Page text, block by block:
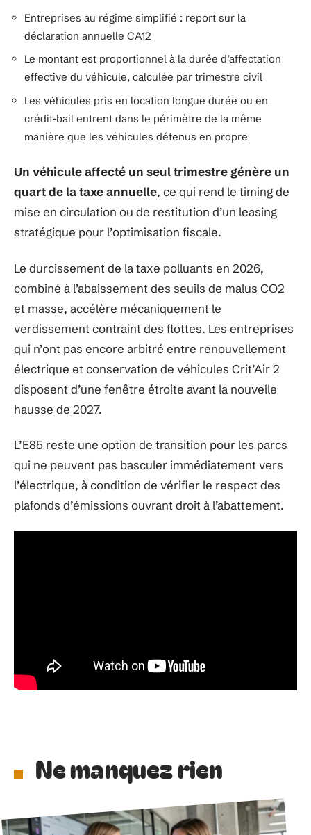
Entreprises au régime simplifié : report sur la
déclaration annuelle CA12
Le montant est proportionnel à la durée d’affectation
effective du véhicule, calculée par trimestre civil
Les véhicules pris en location longue durée ou en
crédit-bail entrent dans le périmètre de la même
manière que les véhicules détenus en propre
Un véhicule affecté un seul trimestre génère un
quart de la taxe annuelle, ce qui rend le timing de
mise en circulation ou de restitution d’un leasing
stratégique pour l’optimisation fiscale.
Le durcissement de la taxe polluants en 2026,
combiné à l’abaissement des seuils de malus CO2
et masse, accélère mécaniquement le
verdissement contraint des flottes. Les entreprises
qui n’ont pas encore arbitré entre renouvellement
électrique et conservation de véhicules Crit’Air 2
disposent d’une fenêtre étroite avant la nouvelle
hausse de 2027.
L’E85 reste une option de transition pour les parcs
qui ne peuvent pas basculer immédiatement vers
l’électrique, à condition de vérifier le respect des
plafonds d’émissions ouvrant droit à l’abattement.
Ne manquez rien